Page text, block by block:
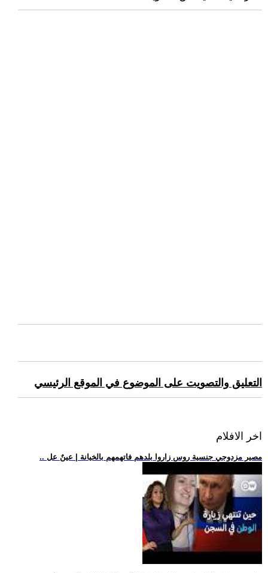
التعليق والتصويت على الموضوع في الموقع الرئيسي
اخر الافلام
.. مصير مزدوجي جنسية روس زاروا بلدهم فاتهمهم بالخيانة | عينٌ عل